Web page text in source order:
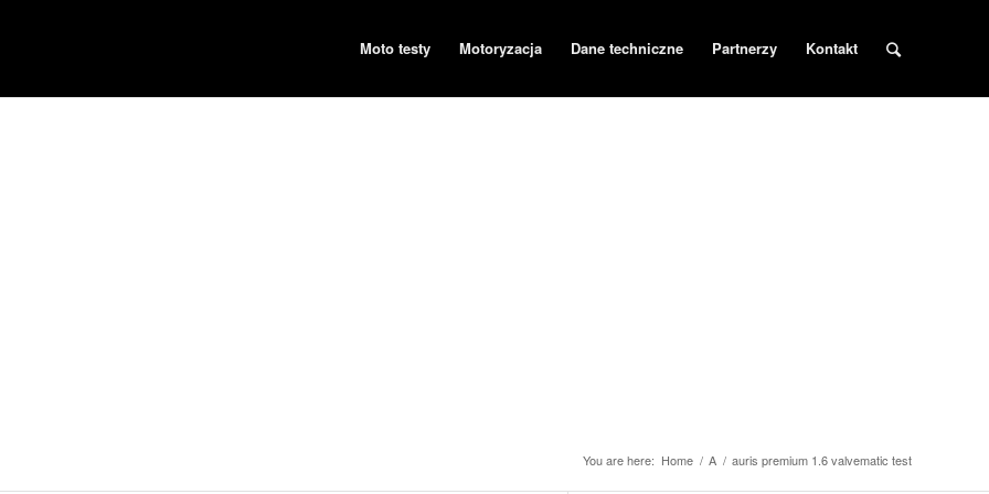
Moto testy Motoryzacja Dane techniczne Partnerzy Kontakt
You are here: Home / A / auris premium 1.6 valvematic test